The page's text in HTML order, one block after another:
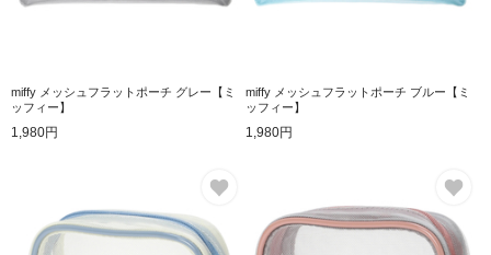
miffy メッシュフラットポーチ グレー【ミ
ッフィー】
1,980円
miffy メッシュフラットポーチ ブルー【ミ
ッフィー】
1,980円